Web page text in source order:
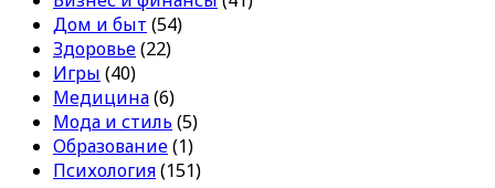
Дом и быт (54)
Здоровье(22)
Игры (40)
Медицина(6)
Мода и стиль (5)
Образование(1)
Психология(151)